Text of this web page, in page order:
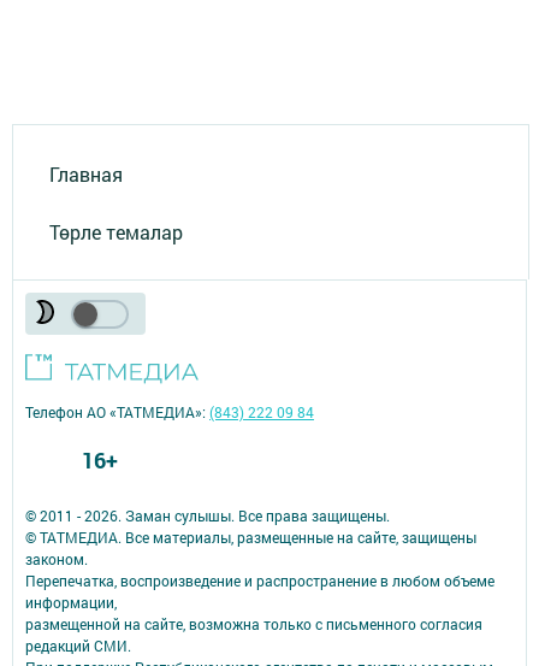
Главная
Төрле темалар
© 2011 - 2026. Заман сулышы. Все права защищены.
© ТАТМЕДИА. Все материалы, размещенные на сайте, защищены
законом.
Перепечатка, воспроизведение и распространение в любом объеме
информации,
размещенной на сайте, возможна только с письменного согласия
редакций СМИ.
Телефон АО «ТАТМЕДИА»:(843) 222 09 84
16+